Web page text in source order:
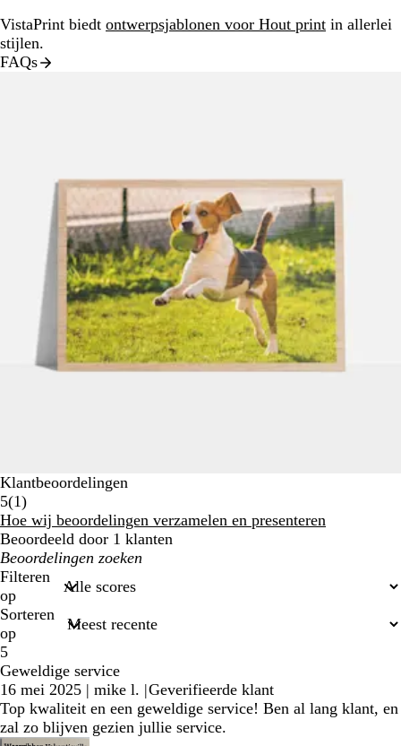
VistaPrint biedt ontwerpsjablonen voor Hout print in allerlei
stijlen.
FAQs
Klantbeoordelingen
5(11
klantbeoordelingen
)
Hoe wij beoordelingen verzamelen en presenteren
Beoordeeld door 1 klanten
Mijn
zoekopdrachten
Filteren
op
Sorteren
op
5
Geweldige service
16 mei 2025 | mike l. |Geverifieerde klant
Top kwaliteit en een geweldige service! Ben al lang klant, en
zal zo blijven gezien jullie service.